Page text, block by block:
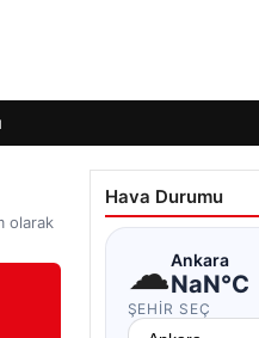
olarak
Hava Durumu
☁Ankara
NaN°C
ŞEHIR SEÇ